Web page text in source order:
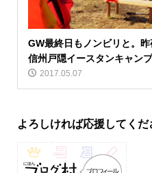
GW最終日もノンビリと。
信州戸隠イースタンキャン
2017.05.07
よろしければ応援してくだ